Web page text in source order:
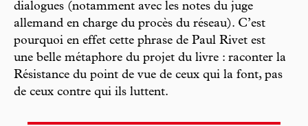
dialogues (notamment avec les notes du juge
allemand en charge du procès du réseau). C’est
pourquoi en effet cette phrase de Paul Rivet est
une belle métaphore du projet du livre : raconter la
Résistance du point de vue de ceux qui la font, pas
de ceux contre qui ils luttent.